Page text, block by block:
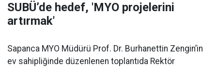
SUBÜ’de hedef, 'MYO projelerini
artırmak'
Sapanca MYO Müdürü Prof. Dr. Burhanettin Zengin’in
ev sahipliğinde düzenlenen toplantıda Rektör